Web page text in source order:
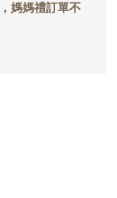
媽媽禮訂單不